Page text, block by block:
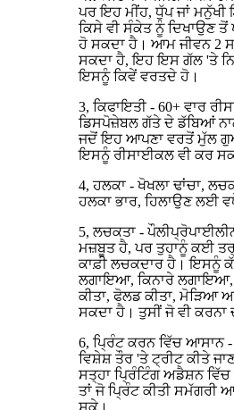
ਪਰ ਇਹ ਮੀਂਹ, ਧੁੱਪ ਜਾਂ
ਕਿਸੇ ਵੀ ਸੰਕੇਤ ਨੂੰ ਦਿਖਾਉਣ ਤੋਂ
ਹੋ ਸਕਦਾ ਹੈ। ਆਮ ਜੀਵਨ 2
ਸਕਦਾ ਹੈ, ਇਹ ਇਸ ਗੱਲ 'ਤੇ
ਇਸਨੂੰ ਕਿਵੇਂ ਵਰਤਦੇ ਹੋ।
3, ਕਿਫਾਇਤੀ - 60+ ਵਾਰ
ਡਿਸਪੋਜ਼ੇਬਲ ਗੱਤੇ ਦੇ ਡੱਬਿਆਂ
ਜਦੋਂ ਇਹ ਆਪਣਾ ਵਰਤੋਂ ਮੁੱਲ
ਇਸਨੂੰ ਰੀਸਾਈਕਲ ਵੀ ਕਰ
4, ਹਲਕਾ - ਖੋਖਲਾ ਢਾਂਚਾ,
ਹਲਕਾ ਭਾਰ, ਹਿਲਾਉਣ ਲਈ
5, ਲਚਕਤਾ -
ਮਜ਼ਬੂਤ ​​ਹੈ, ਪਰ ਤੁਹਾਨੂੰ ਕਈ
ਕਾਫ਼ੀ ਲਚਕਦਾਰ ਹੈ। ਇਸਨੂੰ
ਲਗਾਇਆ, ਕਿਨਾਰੇ ਲਗਾਇਆ,
ਕੀਤਾ, ਫੋਲਡ ਕੀਤਾ, ਮੋੜਿਆ
ਸਕਦਾ ਹੈ। ਤੁਸੀਂ ਜੋ ਵੀ ਕਰਨਾ
6, ਪ੍ਰਿੰਟ ਕਰਨ ਵਿੱਚ ਆਸਾਨ
ਵਿਸ਼ੇਸ਼ ਤੌਰ 'ਤੇ ਟ੍ਰੀਟ ਕੀਤੇ
ਸਤ੍ਹਾ ਪ੍ਰਿੰਟਿੰਗ ਅਡੈਸ਼ਨ ਵਿੱਚ
ਤਾਂ ਜੋ ਪ੍ਰਿੰਟ ਕੀਤੀ ਸਮੱਗਰੀ
ਸਕੇ।